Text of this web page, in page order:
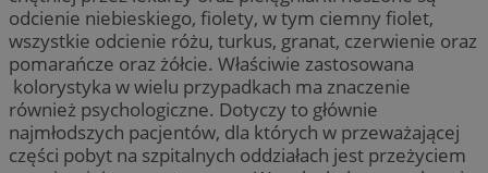
odcienie niebieskiego, fiolety, w tym ciemny fiolet,
wszystkie odcienie różu, turkus, granat, czerwienie oraz
pomarańcze oraz żółcie. Właściwie zastosowana
kolorystyka w wielu przypadkach ma znaczenie
również psychologiczne. Dotyczy to głównie
najmłodszych pacjentów, dla których w przeważającej
części pobyt na szpitalnych oddziałach jest przeżyciem